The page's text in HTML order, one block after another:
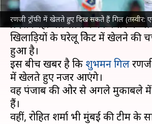
रणजी ट्रॉफी में खेलते हुए दिख सकते हैं गिल (तस्वीर:
भारतीय क्रिकेट टीमका ऑस्ट्रेलिया दौरे
प्रदर्शन रहा था। सीरीज को गंवाने के
खिलाड़ियों के घरेलू क्रिकेट में खेलने की
हुआ है।
इस बीच खबर है कि शुभमन गिल
में खेलते हुए नजर आएंगे।
वह पंजाब की ओर से अगले मुकाबले में
हैं।
वहीं, रोहित शर्मा भी मुंबई की टीम के